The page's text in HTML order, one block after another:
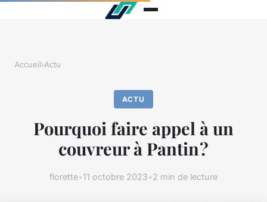
Accueil›Actu
ACTU
Pourquoi faire appel à un
couvreur à Pantin ?
florette•11 octobre 2023•2 min de lecture